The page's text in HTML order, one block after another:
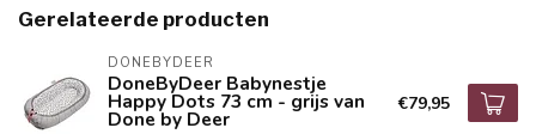
Gerelateerde producten
DONEBYDEER
DoneByDeer Babynestje
Happy Dots 73 cm - grijs van
Done by Deer
€79,95